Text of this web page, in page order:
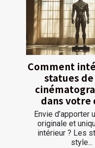
Comment
statues
dans votre
Envie d’apporter
originale et
intérieur ? Les
style...